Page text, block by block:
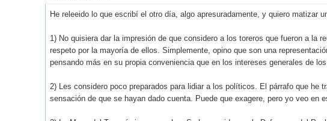
He releeido lo que escribí el otro día, algo apresuradamente, y quiero matizar
1) No quisiera dar la impresión de que considero a los toreros que fueron a la
respeto por la mayoría de ellos. Simplemente, opino que son una
pensando más en su propia conveniencia que en los intereses generales de los
2) Les considero poco preparados para lidiar a los políticos. El párrafo que he
sensación de que se hayan dado cuenta. Puede que exagere, pero yo veo en